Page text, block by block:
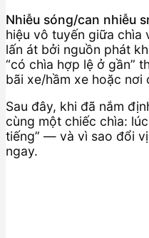
Nhiễu sóng/can nhiễu
hiệu vô tuyến giữa chìa
lấn át bởi nguồn phát
“có chìa hợp lệ ở gần”
bãi xe/hầm xe hoặc nơi
Sau đây, khi đã nắm
cùng một chiếc chìa:
tiếng” — và vì sao đổi
ngay.